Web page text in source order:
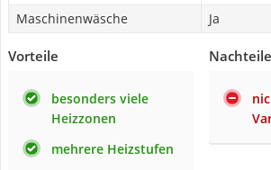
Maschinenwäsche
Ja
Vorteile
besonders viele
Heizzonen
mehrere Heizstufen
Nachteile